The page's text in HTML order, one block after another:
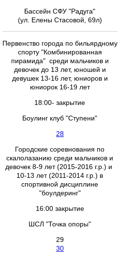
Бассейн СФУ "Радуга"
(ул. Елены Стасовой, 69л)
Первенство города по бильярдному
спорту "Комбинированная
пирамида" среди мальчиков и
девочек до 13 лет, юношей и
девушек 13-16 лет, юниоров и
юниорок 16-19 лет
18:00- закрытие
Боулинг клуб "Ступени"
28
Городские соревнования по
скалолазанию среди мальчиков и
девочек 8-9 лет (2015-2016 г.р.) и
10-13 лет (2011-2014 г.р.) в
спортивной дисциплине
"боулдеринг"
16:00 закрытие
ШСЛ "Точка опоры"
29
30